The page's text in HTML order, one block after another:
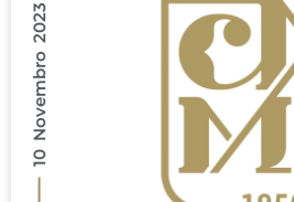
10 Novembro 2023